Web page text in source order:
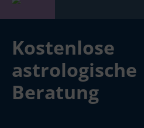
Kostenlose
astrologische
Beratung